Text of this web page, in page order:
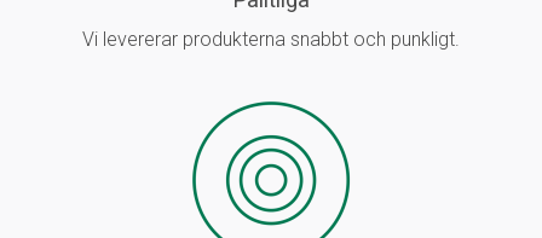
Vi levererar produkterna snabbt och punkligt.